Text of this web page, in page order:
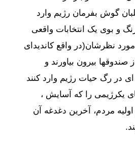
گوش بفرمان رژیم وارد
و بوی یک انتخابات واقعی
مورد نظرشان(در واقع کاندیدای
از صندوقها بیرون بیاورند و
ای در رگ حیات رژیم وارد کنند
یکرژیمی را که آسایش ،
اولیه مردم، آخرین دغدغه آن
.